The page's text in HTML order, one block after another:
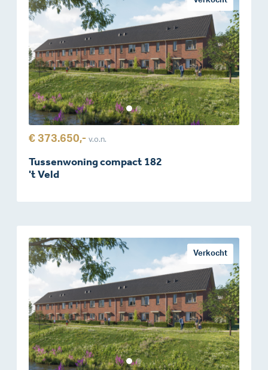
€ 373.650,- v.o.n.
Tussenwoning compact 182
't Veld
Verkocht